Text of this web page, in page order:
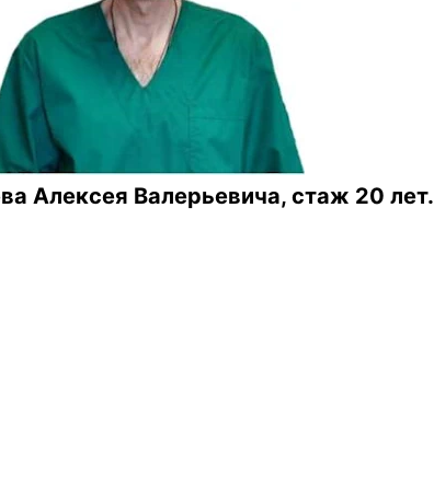
Алексея Валерьевича, стаж 20 лет.